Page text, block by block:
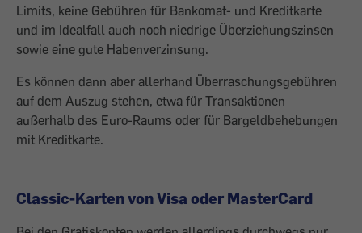
Limits, keine Gebühren für Bankomat- und Kreditkarte
und im Idealfall auch noch niedrige Überziehungszinsen
sowie eine gute Habenverzinsung.
Es können dann aber allerhand Überraschungsgebühren
auf dem Auszug stehen, etwa für Transaktionen
außerhalb des Euro-Raums oder für Bargeldbehebungen
mit Kreditkarte.
Classic-Karten von Visa oder MasterCard